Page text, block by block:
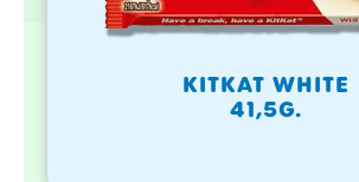
KITKAT WHITE
41,5G.